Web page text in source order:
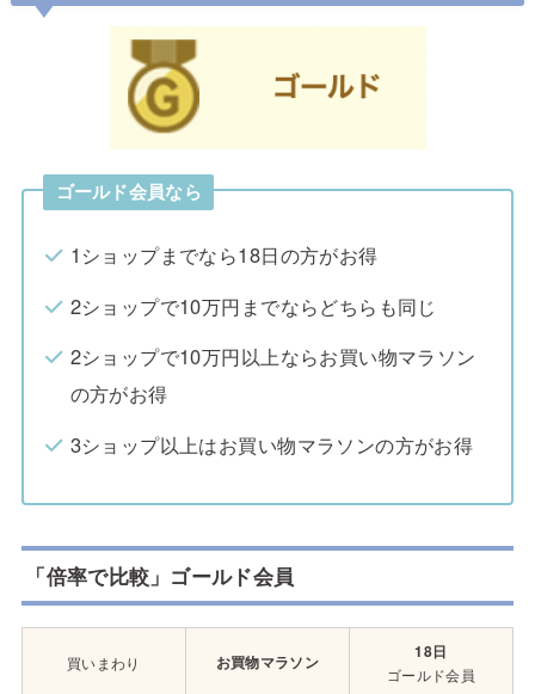
ゴールド会員なら
1ショップまでなら18日の方がお得
2ショップで10万円までならどちらも同じ
2ショップで10万円以上ならお買い物マラソン
の方がお得
3ショップ以上はお買い物マラソンの方がお得
「倍率で比較」ゴールド会員
買いまわり お買物マラソン 18日
ゴールド会員